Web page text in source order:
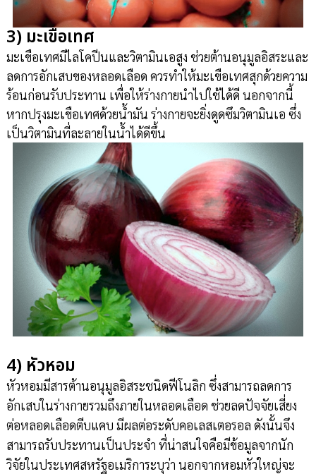
3) มะเขือเทศ
มะเขือเทศมีไลโคปีนและวิตามินเอสูง ช่วยต้านอนุมูลอิสระและ
ลดการอักเสบของหลอดเลือด ควรทำให้มะเขือเทศสุกด้วยความ
ร้อนก่อนรับประทาน เพื่อให้ร่างกายนำไปใช้ได้ดี นอกจากนี้
หากปรุงมะเขือเทศด้วยน้ำมัน ร่างกายจะยิ่งดูดซึมวิตามินเอ ซึ่ง
เป็นวิตามินที่ละลายในน้ำได้ดีขึ้น
4) หัวหอม
หัวหอมมีสารต้านอนุมูลอิสระชนิดฟีโนลิก ซึ่งสามารถลดการ
อักเสบในร่างกายรวมถึงภายในหลอดเลือด ช่วยลดปัจจัยเสี่ยง
ต่อหลอดเลือดตีบแคบ มีผลต่อระดับคอเลสเตอรอล ดังนั้นจึง
สามารถรับประทานเป็นประจำ ที่น่าสนใจคือมีข้อมูลจากนัก
วิจัยในประเทศสหรัฐอเมริการะบุว่า นอกจากหอมหัวใหญ่จะ